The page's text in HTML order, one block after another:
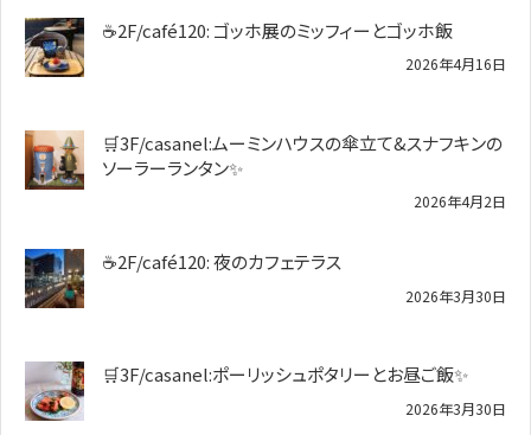
☕2F/café120: ゴッホ展のミッフィーとゴッホ飯
2026年4月16日
🛒3F/casanel:ムーミンハウスの傘立て&スナフキンの
ソーラーランタン✨️
2026年4月2日
☕2F/café120: 夜のカフェテラス
2026年3月30日
🛒3F/casanel:ポーリッシュポタリーとお昼ご飯✨
2026年3月30日